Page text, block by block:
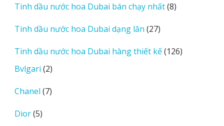
phẩm
Tinh dầu nước hoa Dubai bán chạy nhất 88
Tinh dầu nước hoa Dubai dạng lăn 2727
phẩm
Tinh dầu nước hoa Dubai hàng thiết kế 126126
Bvlgari 22
phẩm
Chanel 77
Dior 55